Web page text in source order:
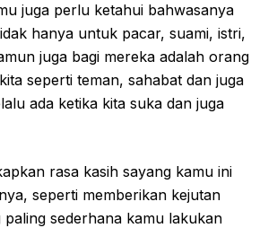
juga perlu ketahui bahwasanya
hanya untuk pacar, suami, istri,
juga bagi mereka adalah orang
seperti teman, sahabat dan juga
ada ketika kita suka dan juga
rasa kasih sayang kamu ini
seperti memberikan kejutan
paling sederhana kamu lakukan